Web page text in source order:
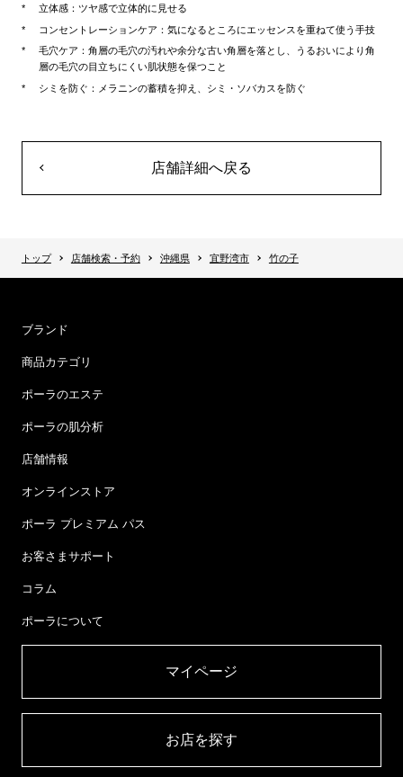
立体感：ツヤ感で立体的に見せる
コンセントレーションケア：気になるところにエッセンスを重ねて使う手技
毛穴ケア：角層の毛穴の汚れや余分な古い角層を落とし、うるおいにより角
層の毛穴の目立ちにくい肌状態を保つこと
シミを防ぐ：メラニンの蓄積を抑え、シミ・ソバカスを防ぐ
店舗詳細へ戻る
トップ 店舗検索・予約 沖縄県 宜野湾市 竹の子
ブランド
商品カテゴリ
ポーラのエステ
ポーラの肌分析
店舗情報
オンラインストア
ポーラ プレミアム パス
お客さまサポート
コラム
ポーラについて
マイページ​
お店を探す​